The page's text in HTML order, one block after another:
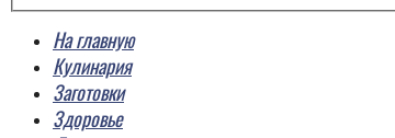
На главную
Кулинария
Заготовки
Здоровье